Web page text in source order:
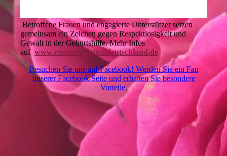
Betroffene Frauen und engagierte Unterstützer setzen
gemeinsam ein Zeichen gegen Respektlosigkeit und
Gewalt in der Geburtshilfe. Mehr Infos
auf www.rosesrevolutiondeutschland.de
Besuchen Sie uns auf Facebook! Werden Sie ein Fan
unserer Facebook Seite und erhalten Sie besondere
Vorteile.